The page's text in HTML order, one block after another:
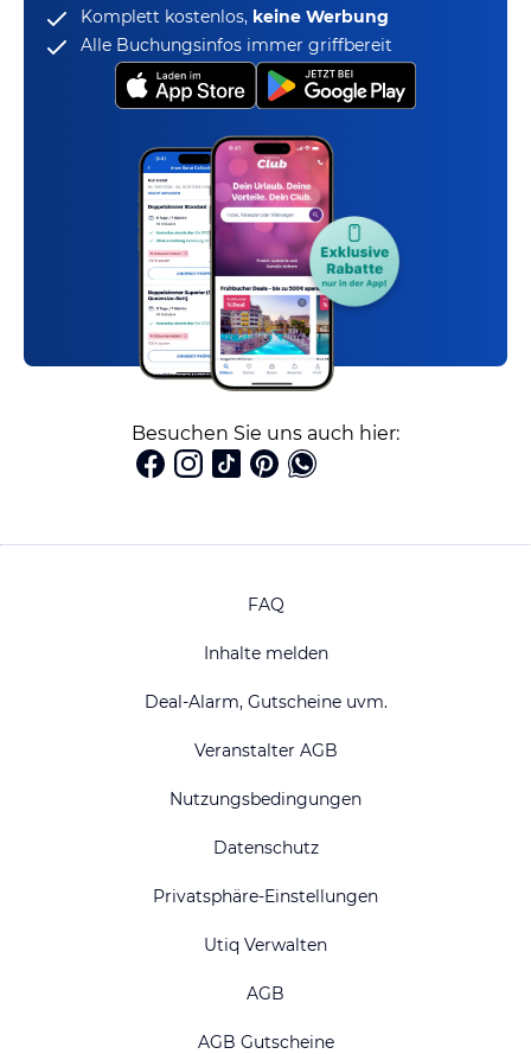
Komplett kostenlos, keine Werbung
Alle Buchungsinfos immer griffbereit
Besuchen Sie uns auch hier:
FAQ
Inhalte melden
Deal-Alarm, Gutscheine uvm.
Veranstalter AGB
Nutzungsbedingungen
Datenschutz
Privatsphäre-Einstellungen
Utiq Verwalten
AGB
AGB Gutscheine